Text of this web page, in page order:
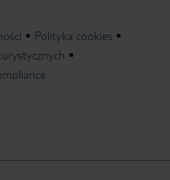
Polityka cookies